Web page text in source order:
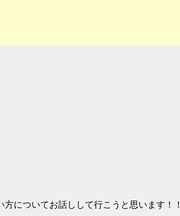
方についてお話しして行こうと思います！！